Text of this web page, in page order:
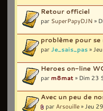
Retour officiel
par SuperPapyDJN »
problème pour
par Je_sais_pas»
Heroes on-line
par m8mat » Dim 23
Avec un peu de
par Arsouille» Jeu